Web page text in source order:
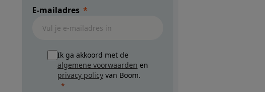
E-mailadres
Ik ga akkoord met de
algemene voorwaarden en
privacy policy van Boom.